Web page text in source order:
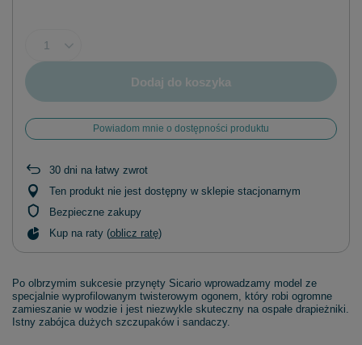
Dodaj do koszyka
Powiadom mnie o dostępności produktu
30 dni na łatwy zwrot
Ten produkt nie jest dostępny w sklepie stacjonarnym
Bezpieczne zakupy
Kup na raty (oblicz ratę)
Po olbrzymim sukcesie przynęty Sicario wprowadzamy model ze
specjalnie wyprofilowanym twisterowym ogonem, który robi ogromne
zamieszanie w wodzie i jest niezwykle skuteczny na ospałe drapieżniki.
Istny zabójca dużych szczupaków i sandaczy.